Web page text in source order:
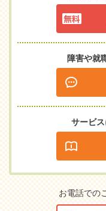
障害や就
サービ
お電話での